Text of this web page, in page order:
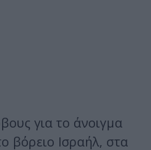
για το άνοιγμα
βόρειο Ισραήλ, στα